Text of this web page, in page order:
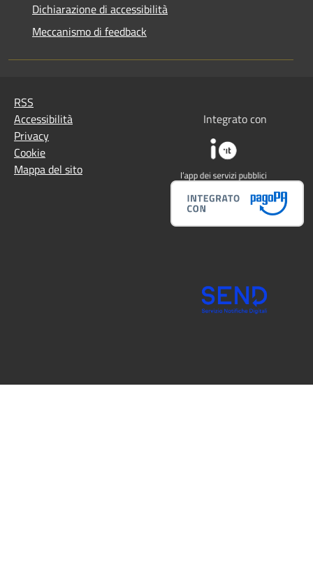
Dichiarazione di accessibilità
Meccanismo di feedback
RSS
Accessibilità
Privacy
Cookie
Mappa del sito
Integrato con